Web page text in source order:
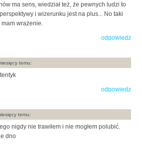
ma sens, wiedział też, że pewnych ludzi to
i wizerunku jest na plus... No taki
wrażenie.
odpowiedz
temu:
odpowiedz
temu:
nigdy nie trawiłem i nie mogłem polubić.
dno